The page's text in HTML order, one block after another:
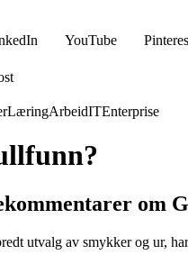
YouTube
LæringArbeidITEnterprise
om
utvalg av smykker og ur,